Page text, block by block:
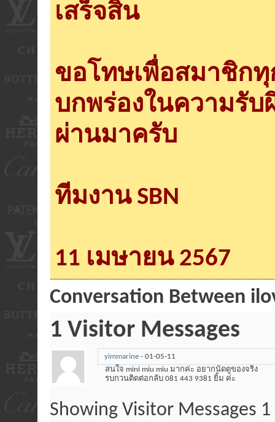
เสร็จสิ้น
ขอโทษเพื่อสมาชิก
บกพร่องในความรั
ผ่านมาครับ
ทีมงาน SBN
11 เมษายน 2567
Conversation Between
1 Visitor Messages
yimmarine- 01-05-11
สนใจ mini miu miu มากค่ะ อยากนัดดูของจริง
รบกวนติดต่อกลับ 081 443 9381 ยิ้ม ค่ะ
Showing Visitor Messages